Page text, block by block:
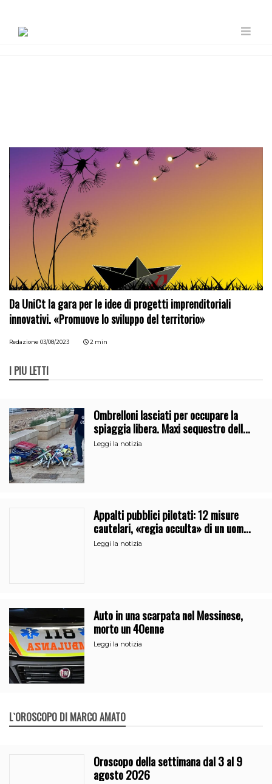
Da UniCt la gara per le idee di progetti imprenditoriali
innovativi. «Promuove lo sviluppo del territorio»
Redazione 03/08/2023 2 min
I PIÙ LETTI
Ombrelloni lasciati per occupare la
spiaggia libera. Maxi sequestro della
Guardia Costiera
Leggi la notizia
Appalti pubblici pilotati: 12 misure
cautelari, «regia occulta» di un uomo
vicino al clan
Leggi la notizia
Auto in una scarpata nel Messinese,
morto un 40enne
Leggi la notizia
L`OROSCOPO DI MARCO AMATO
Oroscopo della settimana dal 3 al 9
agosto 2026